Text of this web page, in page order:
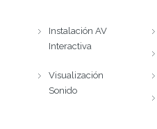
Instalación AV
Interactiva
Visualización
Sonido